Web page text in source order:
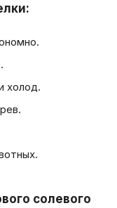
холод.
солевого